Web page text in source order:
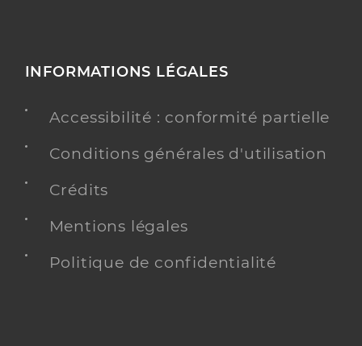
INFORMATIONS LÉGALES
Accessibilité : conformité partielle
Conditions générales d'utilisation
Crédits
Mentions légales
Politique de confidentialité